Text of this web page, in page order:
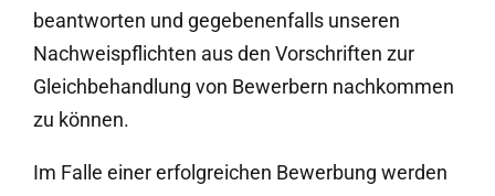
beantworten und gegebenenfalls unseren
Nachweispflichten aus den Vorschriften zur
Gleichbehandlung von Bewerbern nachkommen
zu können.
Im Falle einer erfolgreichen Bewerbung werden